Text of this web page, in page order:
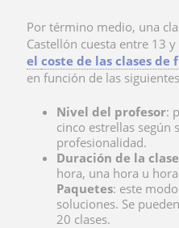
Por término medio, una
Castellón cuesta entre 13
el coste de las clases de
en función de las
Nivel del profesor:
cinco estrellas según
profesionalidad.
Duración de la clase
hora, una hora u
Paquetes: este
soluciones. Se
20 clases.